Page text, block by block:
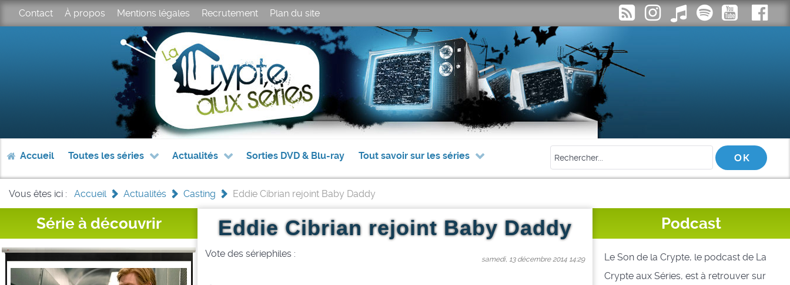
Contact À propos Mentions légales Recrutement Plan du site
Accueil Toutes les séries Actualités Sorties DVD & Blu-ray Tout savoir sur les séries
Vous êtes ici : Accueil > Actualités > Casting > Eddie Cibrian rejoint Baby Daddy
Série à découvrir Eddie Cibrian rejoint Baby Daddy
samedi, 13 décembre 2014 14:29
Vote des sériephiles :
Podcast
Le Son de la Crypte, le podcast de La
Crypte aux Séries, est à retrouver sur